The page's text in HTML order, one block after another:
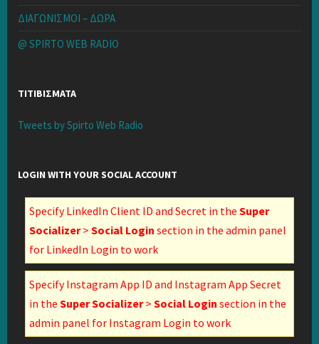
ΔΙΑΓΩΝΙΣΜΟΙ – ΔΩΡΑ
@ SPIRTO WEB RADIO
ΤΙΤΙΒΙΣΜΑΤΑ
Tweets by Spirto Web Radio
LOGIN WITH YOUR SOCIAL ACCOUNT
Specify LinkedIn Client ID and Secret in the Super
Socializer> Social Login section in the admin panel
for LinkedIn Login to work
Specify Instagram App ID and Instagram App Secret
in the Super Socializer> Social Login section in the
admin panel for Instagram Login to work